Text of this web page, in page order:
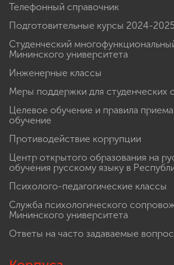
Телефонный справочник
Подготовительные курсы 2024-2025
Студенческий
Мининского университета
Инженерные классы
Меры поддержки для студенческих
Целевое обучение и правила
обучение
Противодействие коррупции
Центр открытого образования на
обучения русскому языку в
Психолого-педагогические классы
Служба психологического
Мининского университета
Ответы на часто задаваемые